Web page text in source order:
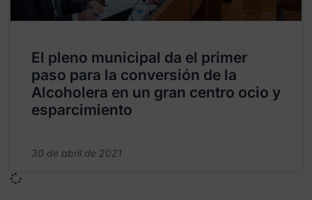
El pleno municipal da el primer
paso para la conversión de la
Alcoholera en un gran centro ocio y
esparcimiento
30 de abril de 2021